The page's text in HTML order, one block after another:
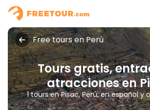
Free tours en Perú
Tours gratis,
atracciones en
1 tours en Pisac, Perú, en español y